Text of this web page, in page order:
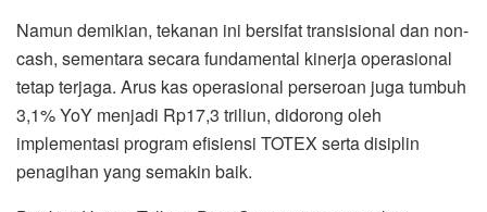
Namun demikian, tekanan ini bersifat transisional dan non-
cash, sementara secara fundamental kinerja operasional
tetap terjaga. Arus kas operasional perseroan juga tumbuh
3,1% YoY menjadi Rp17,3 triliun, didorong oleh
implementasi program efisiensi TOTEX serta disiplin
penagihan yang semakin baik.